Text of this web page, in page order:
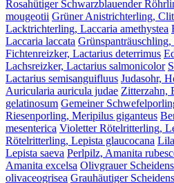
Rosahütiger Schwarzblauender
mougeotii Grüner Anistrichterling,
Lacktrichterling, Laccaria amethystea
Laccaria laccata
Fichtenreizker, Lactarius deterrimus
Lachsreizker, Lactarius salmonicolor
Lactarius semisanguifluus Judasohr,
Auricularia auricula judae Zitterzahn,
gelatinosum Gemeiner
Riesenporling, Meripilus giganteus
mesenterica Violetter Rötelritterling,
Rötelritterling, Lepista glaucocana
Lepista saeva Perlpilz, Amanita
Amanita excelsa Olivgrauer
olivaceogrisea Grauhäutiger